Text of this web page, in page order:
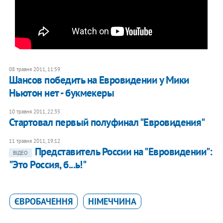
08 травня 2011, 11:59
Шансов победить на Евровидении у Мики
Ньютон нет - букмекеры
10 травня 2011, 22:35
Стартовал первый полуфинал "Евровидения"
11 травня 2011, 19:12
ВІДЕО
Представитель России на "Евровидении":
"Это Россия, б...ь!"
ЄВРОБАЧЕННЯ НІМЕЧЧИНА